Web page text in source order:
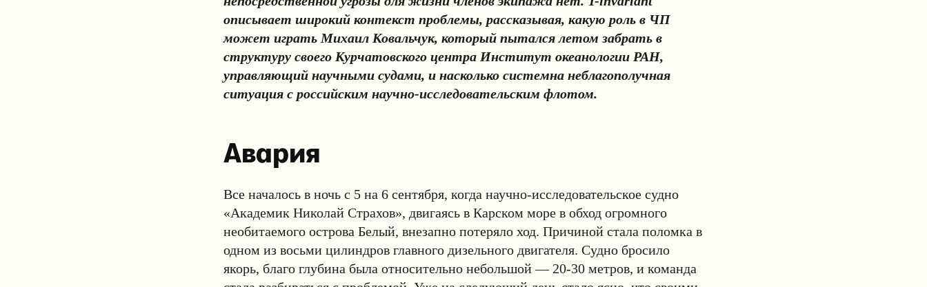
описывает широкий контекст проблемы, рассказывая, какую роль в ЧП
может играть Михаил Ковальчук, который пытался летом забрать в
структуру своего Курчатовского центра Институт океанологии РАН,
управляющий научными судами, и насколько системна неблагополучная
ситуация с российским научно-исследовательским флотом.
Авария
Все началось в ночь с 5 на 6 сентября, когда научно-исследовательское судно
«Академик Николай Страхов», двигаясь в Карском море в обход огромного
необитаемого острова Белый, внезапно потеряло ход. Причиной стала поломка в
одном из восьми цилиндров главного дизельного двигателя. Судно бросило
якорь, благо глубина была относительно небольшой — 20-30 метров, и команда